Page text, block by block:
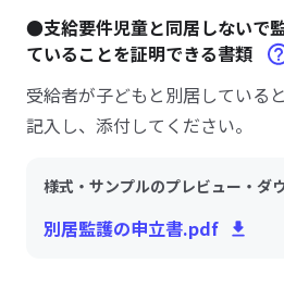
●支給要件児童と同居しないで
ていることを証明できる書類
受給者が子どもと別居している
記入し、添付してください。
様式・サンプルのプレビュー・ダ
別居監護の申立書.pdf